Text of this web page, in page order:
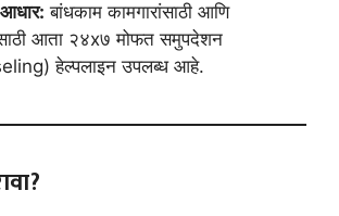
बांधकाम कामगारांसाठी आणि
आता २४x७ मोफत समुपदेशन
हेल्पलाइन उपलब्ध आहे.